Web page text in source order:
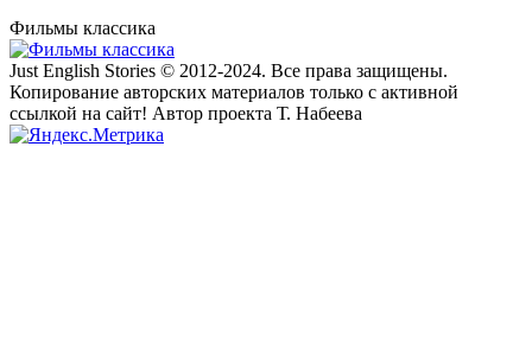
Фильмы классика
Just English Stories © 2012-2024. Все права защищены.
Копирование авторских материалов только с активной
ссылкой на сайт! Автор проекта Т. Набеева